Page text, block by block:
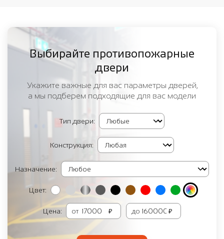
Выбирайте противопожарные
двери
Укажите важные для вас параметры дверей,
а мы подберем подходящие для вас модели
Тип двери:
Конструкция:
Назначение:
Цвет:
Цена: от ₽ до ₽